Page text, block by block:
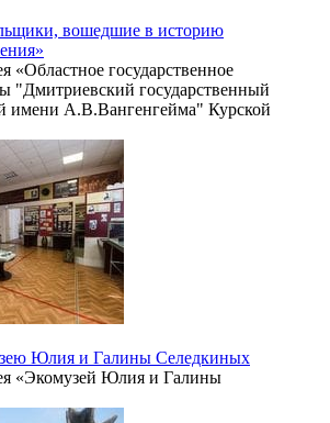
вошедшие в историю
«Областное государственное
"Дмитриевский государственный
имени А.В.Вангенгейма" Курской
Юлия и Галины Селедкиных
«Экомузей Юлия и Галины